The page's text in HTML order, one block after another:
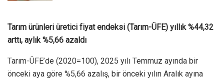
Tarım ürünleri üretici fiyat endeksi (Tarım-ÜFE) yıllık %44,32
arttı, aylık %5,66 azaldı
Tarım-ÜFE’de (2020=100), 2025 yılı Temmuz ayında bir
önceki aya göre %5,66 azalış, bir önceki yılın Aralık ayına